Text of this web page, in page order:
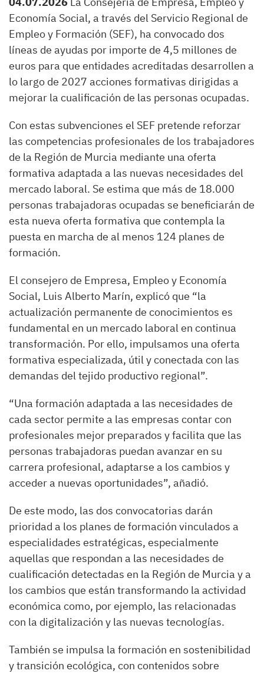
Economía Social, a través del Servicio Regional de
Empleo y Formación (SEF), ha convocado dos
líneas de ayudas por importe de 4,5 millones de
euros para que entidades acreditadas desarrollen a
lo largo de 2027 acciones formativas dirigidas a
mejorar la cualificación de las personas ocupadas.
Con estas subvenciones el SEF pretende reforzar
las competencias profesionales de los trabajadores
de la Región de Murcia mediante una oferta
formativa adaptada a las nuevas necesidades del
mercado laboral. Se estima que más de 18.000
personas trabajadoras ocupadas se beneficiarán de
esta nueva oferta formativa que contempla la
puesta en marcha de al menos 124 planes de
formación.
El consejero de Empresa, Empleo y Economía
Social, Luis Alberto Marín, explicó que “la
actualización permanente de conocimientos es
fundamental en un mercado laboral en continua
transformación. Por ello, impulsamos una oferta
formativa especializada, útil y conectada con las
demandas del tejido productivo regional”.
“Una formación adaptada a las necesidades de
cada sector permite a las empresas contar con
profesionales mejor preparados y facilita que las
personas trabajadoras puedan avanzar en su
carrera profesional, adaptarse a los cambios y
acceder a nuevas oportunidades”, añadió.
De este modo, las dos convocatorias darán
prioridad a los planes de formación vinculados a
especialidades estratégicas, especialmente
aquellas que respondan a las necesidades de
cualificación detectadas en la Región de Murcia y a
los cambios que están transformando la actividad
económica como, por ejemplo, las relacionadas
con la digitalización y las nuevas tecnologías.
También se impulsa la formación en sostenibilidad
y transición ecológica, con contenidos sobre